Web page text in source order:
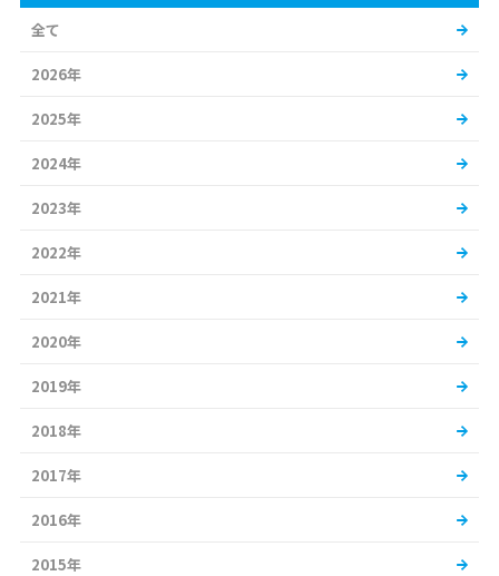
全て
2026年
2025年
2024年
2023年
2022年
2021年
2020年
2019年
2018年
2017年
2016年
2015年